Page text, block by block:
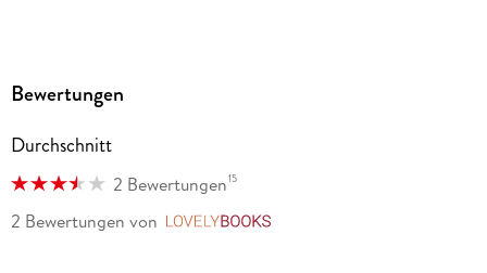
Bewertungen
Durchschnitt
2 Bewertungen15
2 Bewertungen von